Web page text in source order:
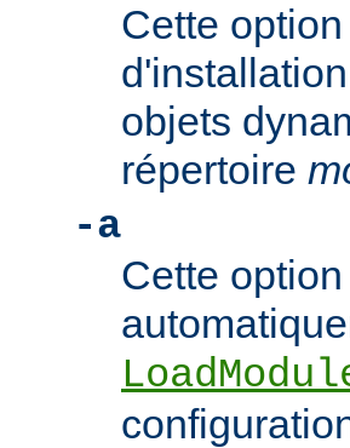
Cette
objets
répertoire
-a
Cette